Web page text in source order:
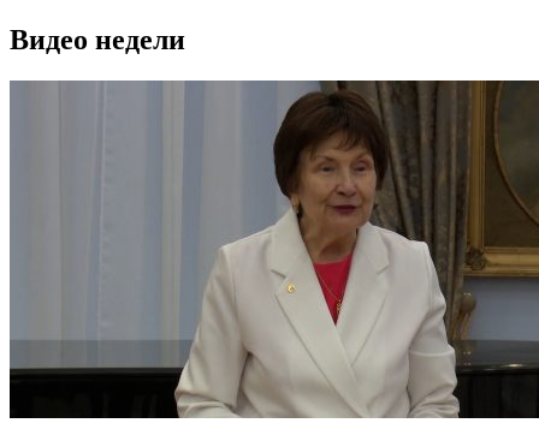
Видео недели